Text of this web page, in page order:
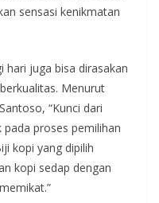
sensasi kenikmatan
hari juga bisa dirasakan
Menurut
“Kunci dari
proses pemilihan
kopi yang dipilih
kopi sedap dengan